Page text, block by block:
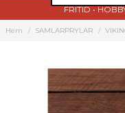
FRITID •
Hem SAMLARPRYLAR